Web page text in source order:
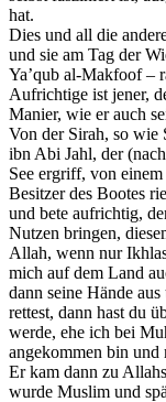
hat.
Dies und all die
und sie am Tag der
Ya’qub al-Makfoof –
Aufrichtige ist jener,
Manier, wie er auch
Von der Sirah, so wie
ibn Abi Jahl, der
See ergriff, von
Besitzer des Bootes
und bete aufrichtig,
Nutzen bringen,
Allah, wenn nur
mich auf dem Land
dann seine Hände
rettest, dann hast du
werde, ehe ich bei
angekommen bin und
Er kam dann zu
wurde Muslim und